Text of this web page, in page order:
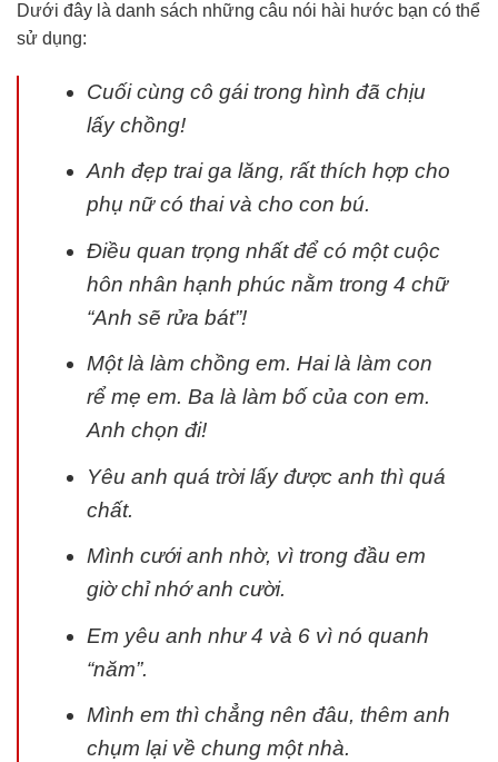
Dưới đây là danh sách những câu nói hài hước bạn có thể
sử dụng:
Cuối cùng cô gái trong hình đã chịu
lấy chồng!
Anh đẹp trai ga lăng, rất thích hợp cho
phụ nữ có thai và cho con bú.
Điều quan trọng nhất để có một cuộc
hôn nhân hạnh phúc nằm trong 4 chữ
“Anh sẽ rửa bát”!
Một là làm chồng em. Hai là làm con
rể mẹ em. Ba là làm bố của con em.
Anh chọn đi!
Yêu anh quá trời lấy được anh thì quá
chất.
Mình cưới anh nhờ, vì trong đầu em
giờ chỉ nhớ anh cười.
Em yêu anh như 4 và 6 vì nó quanh
“năm”.
Mình em thì chẳng nên đâu, thêm anh
chụm lại về chung một nhà.